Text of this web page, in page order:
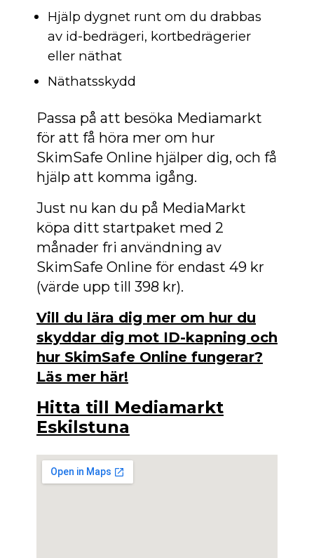
Hjälp dygnet runt om du drabbas
av id-bedrägeri, kortbedrägerier
eller näthat
Näthatsskydd
Passa på att besöka Mediamarkt
för att få höra mer om hur
SkimSafe Online hjälper dig, och få
hjälp att komma igång.
Just nu kan du på MediaMarkt
köpa ditt startpaket med 2
månader fri användning av
SkimSafe Online för endast 49 kr
(värde upp till 398 kr).
Vill du lära dig mer om hur du
skyddar dig mot ID-kapning och
hur SkimSafe Online fungerar?
Läs mer här!
Hitta till Mediamarkt
Eskilstuna